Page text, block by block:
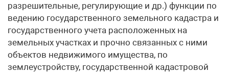
разрешительные, регулирующие и др.) функции по
ведению государственного земельного кадастра и
государственного учета расположенных на
земельных участках и прочно связанных с ними
объектов недвижимого имущества, по
землеустройству, государственной кадастровой